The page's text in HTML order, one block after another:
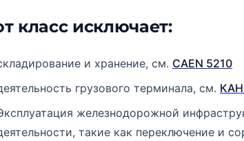
класс исключает:
и хранение, см. CAEN 5210
грузового терминала, см. КАН
железнодорожной
такие как переключение и